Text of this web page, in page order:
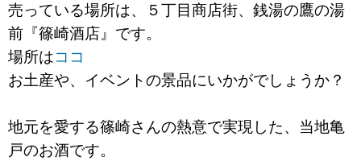
売っている場所は、５丁目商店街、銭湯の鷹の湯
前『篠崎酒店』です。
場所はココ
お土産や、イベントの景品にいかがでしょうか？
地元を愛する篠崎さんの熱意で実現した、当地亀
戸のお酒です。